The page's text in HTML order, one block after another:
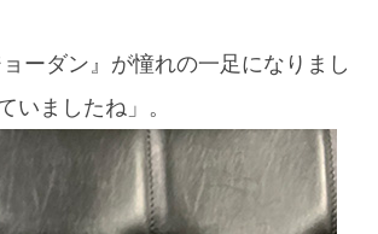
ーダン』が憧れの一足になりまし
いましたね」。